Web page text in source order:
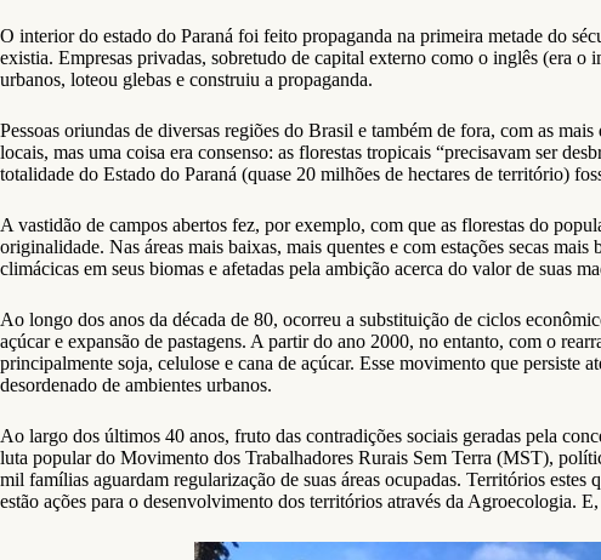
O interior do estado do Paraná foi feito propaganda na primeira metade do
existia. Empresas privadas, sobretudo de capital externo como o inglês (era
urbanos, loteou glebas e construiu a propaganda.
Pessoas oriundas de diversas regiões do Brasil e também de fora, com as
locais, mas uma coisa era consenso: as florestas tropicais “precisavam ser
totalidade do Estado do Paraná (quase 20 milhões de hectares de território)
A vastidão de campos abertos fez, por exemplo, com que as florestas do
originalidade. Nas áreas mais baixas, mais quentes e com estações secas
climácicas em seus biomas e afetadas pela ambição acerca do valor de suas
Ao longo dos anos da década de 80, ocorreu a substituição de ciclos
açúcar e expansão de pastagens. A partir do ano 2000, no entanto, com o
principalmente soja, celulose e cana de açúcar. Esse movimento que persiste
desordenado de ambientes urbanos.
Ao largo dos últimos 40 anos, fruto das contradições sociais geradas pela
luta popular do Movimento dos Trabalhadores Rurais Sem Terra (MST),
mil famílias aguardam regularização de suas áreas ocupadas. Territórios
estão ações para o desenvolvimento dos territórios através da Agroecologia.